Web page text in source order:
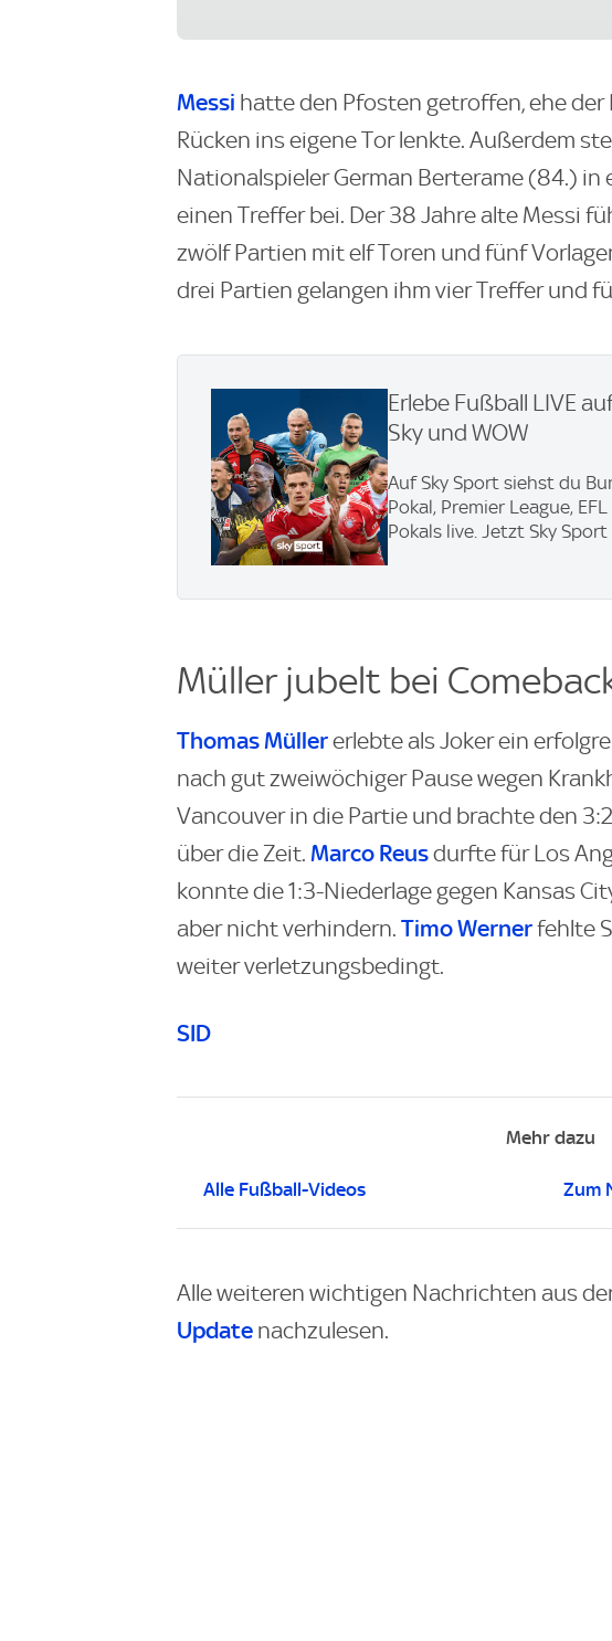
Messi hatte den Pfosten getroffen, ehe der
Rücken ins eigene Tor lenkte. Außerdem
Nationalspieler German Berterame (84.) in
einen Treffer bei. Der 38 Jahre alte Messi
zwölf Partien mit elf Toren und fünf
drei Partien gelangen ihm vier Treffer und
Erlebe Fußball LIVE
Sky und WOW
Auf Sky Sport siehst du
Pokal, Premier League,
Pokals live. Jetzt Sky
Müller jubelt bei
Thomas Müllererlebte als Joker ein
nach gut zweiwöchiger Pause wegen
Vancouver in die Partie und brachte den
über die Zeit. Marco Reusdurfte für Los
konnte die 1:3-Niederlage gegen Kansas
aber nicht verhindern. Timo Wernerfehlte
weiter verletzungsbedingt.
SID
Mehr dazu
Alle Fußball-Videos Zum
Alle weiteren wichtigen Nachrichten aus
Update nachzulesen.